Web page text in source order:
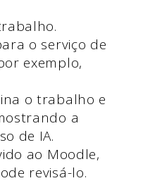
o serviço de
exemplo,
o trabalho e
a
de IA.
ao Moodle,
revisá-lo.